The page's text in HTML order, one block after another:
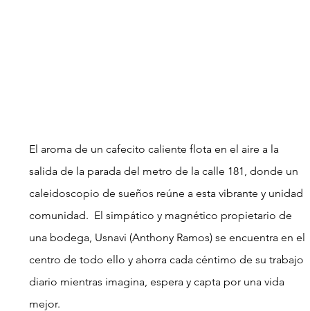
El aroma de un cafecito caliente flota en el aire a la
salida de la parada del metro de la calle 181, donde un
caleidoscopio de sueños reúne a esta vibrante y unidad
comunidad.  El simpático y magnético propietario de
una bodega, Usnavi (Anthony Ramos) se encuentra en el
centro de todo ello y ahorra cada céntimo de su trabajo
diario mientras imagina, espera y capta por una vida
mejor.